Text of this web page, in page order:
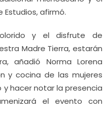
afirmó.
y el disfrute de
Madre Tierra, estarán
añadió Norma Lorena
y cocina de las mujeres
y hacer notar la presencia
el evento con